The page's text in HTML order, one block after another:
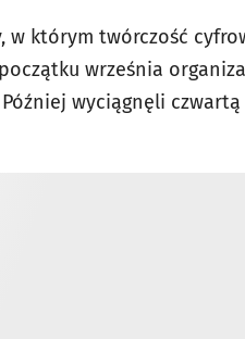
którym twórczość
września
Później wyciągnęli